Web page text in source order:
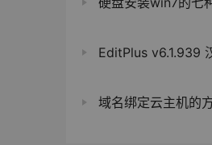
EditPlus v6.1.939
域名绑定云主机的